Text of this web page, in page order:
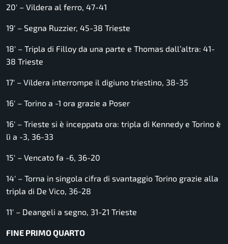
20′ – Vildera al ferro, 47-41
19′ – Segna Ruzzier, 45-38 Trieste
18′ – Tripla di Filloy da una parte e Thomas dall’altra: 41-
38 Trieste
17′ – Vildera interrompe il digiuno triestino, 38-35
16′ – Torino a -1 ora grazie a Poser
16′ – Trieste si è inceppata ora: tripla di Kennedy e Torino è
lì a -3, 36-33
15′ – Vencato fa -6, 36-20
14′ – Torna in singola cifra di svantaggio Torino grazie alla
tripla di De Vico, 36-28
11′ – Deangeli a segno, 31-21 Trieste
FINE PRIMO QUARTO